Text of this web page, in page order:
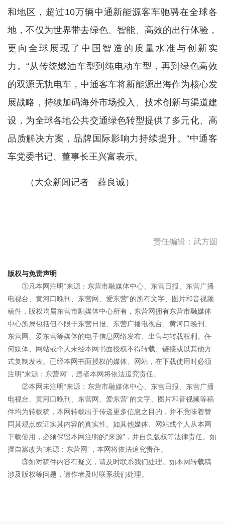
和地区，超过10万辆中通新能源客车驰骋在全球各
地，不仅为世界带去绿色、智能、高效的出行体验，
更向全球展现了中国智造的质量水准与创新实
力。“从传统燃油车型到纯电动车型，再到绿色高效
的双源无轨电车，中通客车将新能源出海作为核心发
展战略，持续加码海外市场投入、技术创新与渠道建
设，为全球各地公共交通绿色转型提供了多元化、高
品质解决方案，品牌国际影响力持续提升。”中通客
车党委书记、董事长王兴富表示。
（大众新闻记者 薛良诚）
责任编辑：武方圆
版权与免责声明
①凡本网注明“来源：东营市融媒体中心、东营日报、东营广播
电视台、黄河口晚刊、东营网、爱东营”的所有文字、图片和音视频
稿件，版权均属东营市融媒体中心所有，东营网拥有东营市融媒体
中心所属包括但不限于东营日报、东营广播电视台、黄河口晚刊、
东营网、爱东营等媒体的电子信息网络发布、出售与转载权利。任
何媒体、网站或个人未经本网书面授权不得转载、链接或以其他方
式复制发表。已经本网书面授权的媒体、网站，在下载使用时必须
注明“来源：东营网”，违者本网将依法追究责任。
②本网未注明“来源：东营市融媒体中心、东营日报、东营广播
电视台、黄河口晚刊、东营网、爱东营”的文字、图片和音视频等稿
件均为转载稿，本网转载出于传递更多信息之目的，并不意味着赞
同其观点或证实其内容的真实性。如其他媒体、网站或个人从本网
下载使用，必须保留本网注明的“来源”，并自负版权等法律责任。如
擅自篡改为“来源：东营网”，本网将依法追究责任。
③如对稿件内容有疑义，请及时联系我们处理。如本网转载稿
涉及版权等问题，请作者及时联系我们处理。